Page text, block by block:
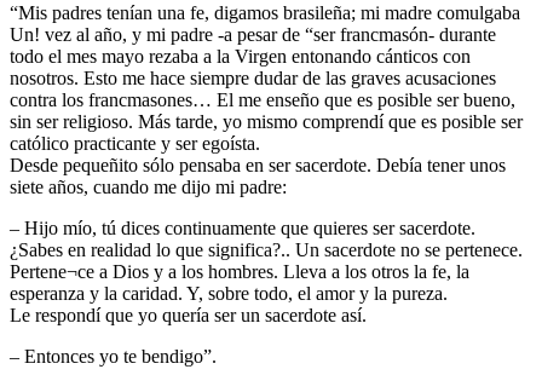
“Mis padres tenían una fe, digamos brasileña; mi madre comulgaba
Un! vez al año, y mi padre -a pesar de “ser francmasón- durante
todo el mes mayo rezaba a la Virgen entonando cánticos con
nosotros. Esto me hace siempre dudar de las graves acusaciones
contra los francmasones… El me enseño que es posible ser bueno,
sin ser religioso. Más tarde, yo mismo comprendí que es posible ser
católico practicante y ser egoísta.
Desde pequeñito sólo pensaba en ser sacerdote. Debía tener unos
siete años, cuando me dijo mi padre:
– Hijo mío, tú dices continuamente que quieres ser sacerdote.
¿Sabes en realidad lo que significa?.. Un sacerdote no se pertenece.
Pertene¬ce a Dios y a los hombres. Lleva a los otros la fe, la
esperanza y la caridad. Y, sobre todo, el amor y la pureza.
Le respondí que yo quería ser un sacerdote así.
– Entonces yo te bendigo”.